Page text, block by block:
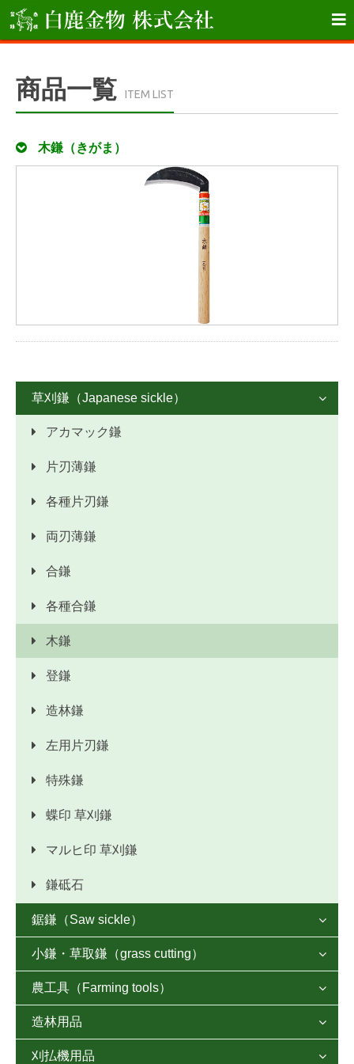

商品一覧 ITEM LIST
木鎌（きがま）
草刈鎌（Japanese sickle） 
アカマック鎌
片刃薄鎌
各種片刃鎌
両刃薄鎌
合鎌
各種合鎌
木鎌
登鎌
造林鎌
左用片刃鎌
特殊鎌
蝶印 草刈鎌
マルヒ印 草刈鎌
鎌砥石
鋸鎌（Saw sickle） 
鋸鎌 荒目タイプ
鋸鎌 普通目タイプ
鋸鎌 細目タイプ
鋸鎌 豆刈タイプ
小鎌・草取鎌（grass cutting） 
片手ホー
草取鎌
万能鎌
農工具（Farming tools） 
草削りホー
しかホー２１
造林用品 
片刃腰鉈
刈払機用品 